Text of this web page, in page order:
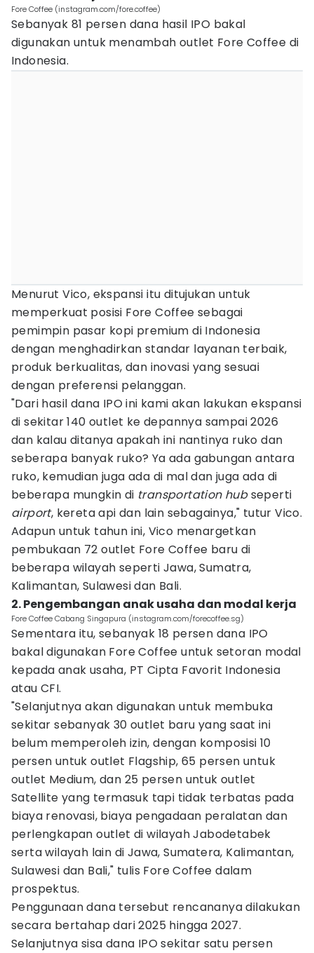
Fore Coffee (instagram.com/fore.coffee)
Sebanyak 81 persen dana hasil IPO bakal
digunakan untuk menambah outlet Fore Coffee di
Indonesia.
Menurut Vico, ekspansi itu ditujukan untuk
memperkuat posisi Fore Coffee sebagai
pemimpin pasar kopi premium di Indonesia
dengan menghadirkan standar layanan terbaik,
produk berkualitas, dan inovasi yang sesuai
dengan preferensi pelanggan.
"Dari hasil dana IPO ini kami akan lakukan ekspansi
di sekitar 140 outlet ke depannya sampai 2026
dan kalau ditanya apakah ini nantinya ruko dan
seberapa banyak ruko? Ya ada gabungan antara
ruko, kemudian juga ada di mal dan juga ada di
beberapa mungkin di transportation hubseperti
airport, kereta api dan lain sebagainya," tutur Vico.
Adapun untuk tahun ini, Vico menargetkan
pembukaan 72 outlet Fore Coffee baru di
beberapa wilayah seperti Jawa, Sumatra,
Kalimantan, Sulawesi dan Bali.
2. Pengembangan anak usaha dan modal kerja
Fore Coffee Cabang Singapura (instagram.com/forecoffee.sg)
Sementara itu, sebanyak 18 persen dana IPO
bakal digunakan Fore Coffee untuk setoran modal
kepada anak usaha, PT Cipta Favorit Indonesia
atau CFI.
"Selanjutnya akan digunakan untuk membuka
sekitar sebanyak 30 outlet baru yang saat ini
belum memperoleh izin, dengan komposisi 10
persen untuk outlet Flagship, 65 persen untuk
outlet Medium, dan 25 persen untuk outlet
Satellite yang termasuk tapi tidak terbatas pada
biaya renovasi, biaya pengadaan peralatan dan
perlengkapan outlet di wilayah Jabodetabek
serta wilayah lain di Jawa, Sumatera, Kalimantan,
Sulawesi dan Bali," tulis Fore Coffee dalam
prospektus.
Penggunaan dana tersebut rencananya dilakukan
secara bertahap dari 2025 hingga 2027.
Selanjutnya sisa dana IPO sekitar satu persen